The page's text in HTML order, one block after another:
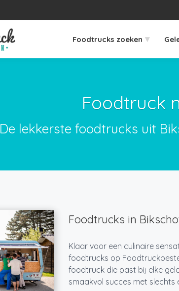
Foodtrucks zoeken ▾
Foodtruck
De lekkerste foodtrucks uit
Foodtrucks in
Klaar voor een culinaire
foodtrucks op
foodtruck die past bij elke
smaakvol succes met slechts